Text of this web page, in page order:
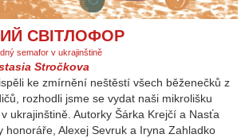
СВІТЛОФОР
semafor v ukrajinštině
Stročkova
ke zmírnění neštěstí všech běženečků z
rozhodli jsme se vydat naši mikrolišku
ukrajinštině. Autorky Šárka Krejčí a Nasťa
honoráře, Alexej Sevruk a Iryna Zahladko